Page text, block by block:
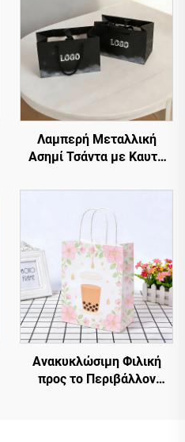
Λαμπερή Μεταλλική
Ασημί Τσάντα με Καυτό
Προσαρμοσμένη Χαρτίνη
Τσάντα, Κρίκοι, Δώρο,
Χαρτίνη Τσάντα
Καλλυντικών, Πολυτελής
Βιτρίνα, Προσαρμοσμένες
Χαρτίνες Τσάντες
Ψώνισμα
Ανακυκλώσιμη Φιλική
προς το Περιβάλλον